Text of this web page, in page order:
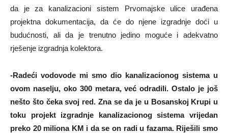
da je za kanalizacioni sistem Prvomajske ulice urađena
projektna dokumentacija, da će do njene izgradnje doći u
budućnosti, ali da je trenutno jedino moguće i adekvatno
rješenje izgradnja kolektora.
-Radeći vodovode mi smo dio kanalizacionog sistema u
ovom naselju, oko 300 metara, već odradili. Ostalo je još
nešto što čeka svoj red. Zna se da je u Bosanskoj Krupi u
toku projekt izgradnje kanalizacionog sistema vrijedan
preko 20 miliona KM i da se on radi u fazama. Riješili smo